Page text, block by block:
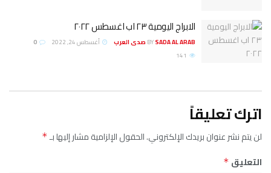
الابراج اليومية ٢٣ اب اغسطس ٢٠٢٢
BYSADA AL ARAB صدى العرب أغسطس 24, 2022
اترك تعليقاً
لن يتم نشر عنوان بريدك الإلكتروني.الحقول الإلزامية مشار إليها بـ*
التعليق *